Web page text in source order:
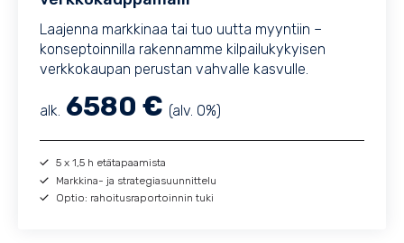
Laajenna markkinaa tai tuo uutta myyntiin –
konseptoinnilla rakennamme kilpailukykyisen
verkkokaupan perustan vahvalle kasvulle.
alk. 6580 € (alv. 0%)
5 x 1,5 h etätapaamista
Markkina- ja strategiasuunnittelu
Optio: rahoitusraportoinnin tuki